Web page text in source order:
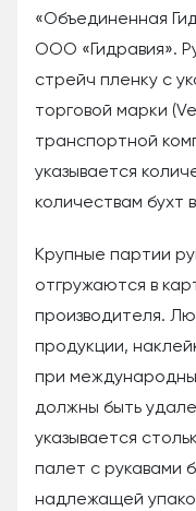
«Объединенная
ООО «Гидравия».
стрейч пленку с
торговой марки
транспортной
указывается
количествам бухт в
Крупные партии
отгружаются в
производителя.
продукции,
при
должны быть
указывается
палет с рукавами
надлежащей